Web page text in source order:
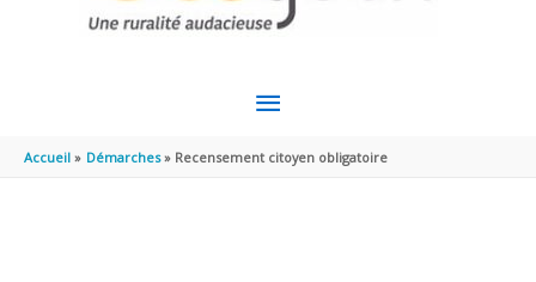
MENU
PRINCIPAL
Accueil Démarches Recensement citoyen obligatoire